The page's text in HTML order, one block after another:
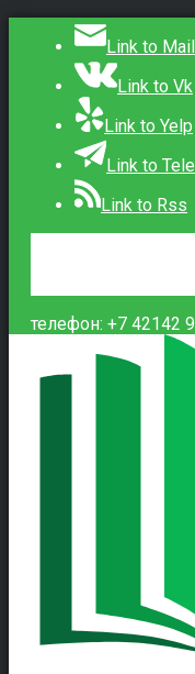
Link to Mail
Link to Vk
Link to Yelp
Link to
Link to Rss
телефон: +7 42142